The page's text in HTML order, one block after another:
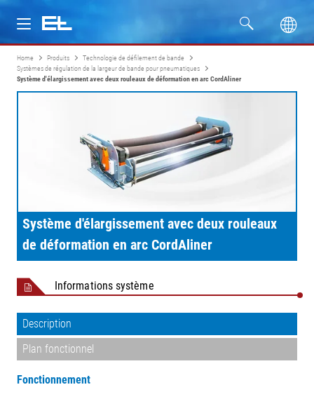
Produits
Formation
Home Produits
Technologie de défilement de bande
Systèmes de régulation de la largeur de bande pour pneumatiques
Système d'élargissement avec deux rouleaux de déformation en arc CordAliner
Système d'élargissement avec deux rouleaux
de déformation en arc CordAliner
Informations système
Description
Plan fonctionnel
Fonctionnement